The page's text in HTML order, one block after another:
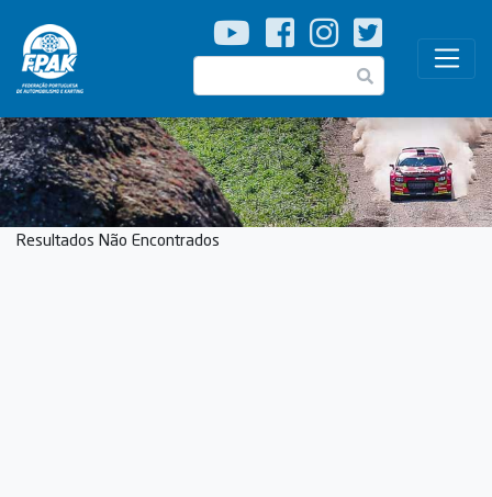
Passar
para
o
Pesquisar
Resultados Não Encontrados